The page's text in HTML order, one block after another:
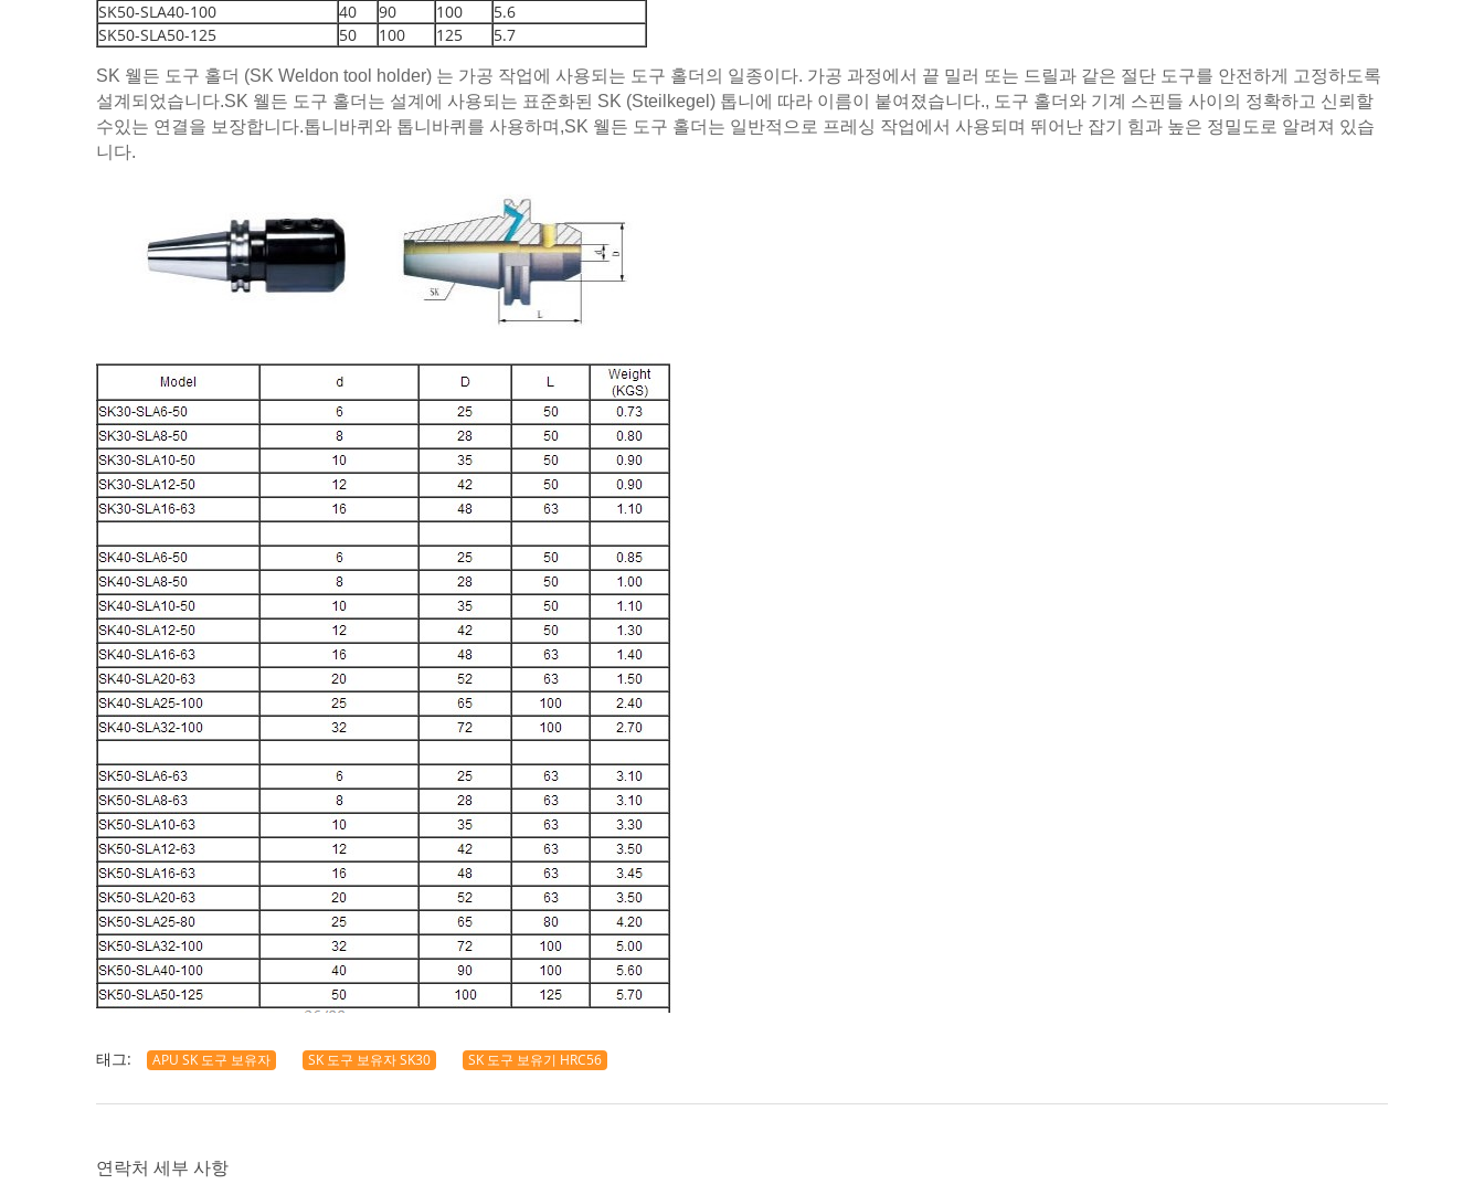
SK50-SLA40-100
40 90 100
5.6
SK50-SLA50-125
50 100 125 5.7
SK 웰든 도구 홀더 (SK Weldon tool holder) 는 가공 작업에 사용되는 도구 홀더의 일종이다. 가공 과정에서 끝 밀러 또는 드릴과 같은 절단 도구를 안전하게 고정하도록
설계되었습니다.SK 웰든 도구 홀더는 설계에 사용되는 표준화된 SK (Steilkegel) 톱니에 따라 이름이 붙여졌습니다., 도구 홀더와 기계 스핀들 사이의 정확하고 신뢰할
수있는 연결을 보장합니다.톱니바퀴와 톱니바퀴를 사용하며,SK 웰든 도구 홀더는 일반적으로 프레싱 작업에서 사용되며 뛰어난 잡기 힘과 높은 정밀도로 알려져 있습
니다.
태그: APU SK 도구 보유자 SK 도구 보유자 SK30 SK 도구 보유기 HRC56
연락처 세부 사항